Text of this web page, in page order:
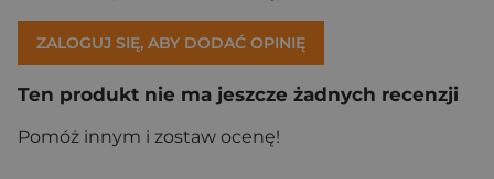
ZALOGUJ SIĘ, ABY DODAĆ OPINIĘ
Ten produkt nie ma jeszcze żadnych recenzji
Pomóż innym i zostaw ocenę!